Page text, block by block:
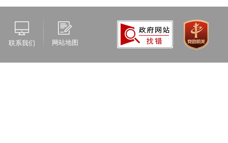
联系我们 网站地图